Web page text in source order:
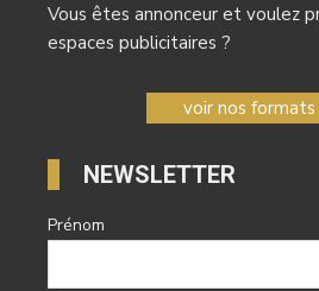
Vous êtes annonceur et voulez
espaces publicitaires ?
voir nos formats
NEWSLETTER
Prénom